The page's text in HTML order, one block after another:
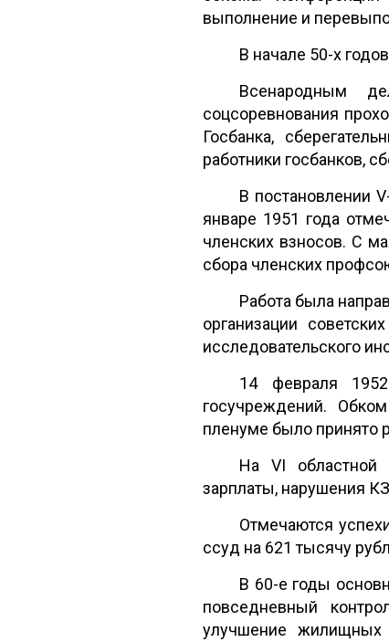
выполнение и
В начале 50-х
Всенародным
соцсоревнования
Госбанка,
работники госбанков,
В постановлении
январе 1951 года
членских взносов. С
сбора членских
Работа была
организации
исследовательского
14 февраля
госучреждений.
пленуме было
На VI областной
зарплаты, нарушения
Отмечаются
ссуд на 621 тысячу
В 60-е годы
повседневный
улучшение жилищных